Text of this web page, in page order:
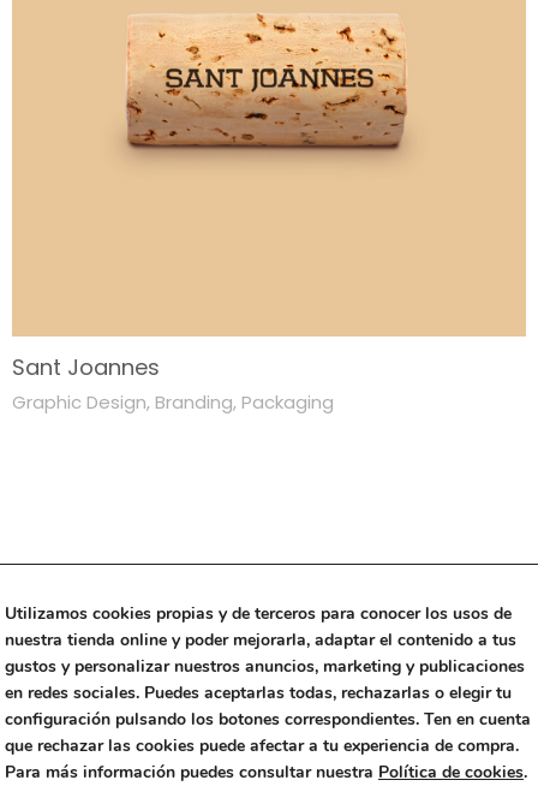
Sant Joannes
Graphic Design, Branding, Packaging
Threads
Instagram
Linkedin
Copyright © 2023 Alfalfa Studio | +34 670 499 442 |
Utilizamos cookies propias y de terceros para conocer los usos de
nuestra tienda online y poder mejorarla, adaptar el contenido a tus
gustos y personalizar nuestros anuncios, marketing y publicaciones
en redes sociales. Puedes aceptarlas todas, rechazarlas o elegir tu
configuración pulsando los botones correspondientes. Ten en cuenta
que rechazar las cookies puede afectar a tu experiencia de compra.
Para más información puedes consultar nuestra Política de cookies.